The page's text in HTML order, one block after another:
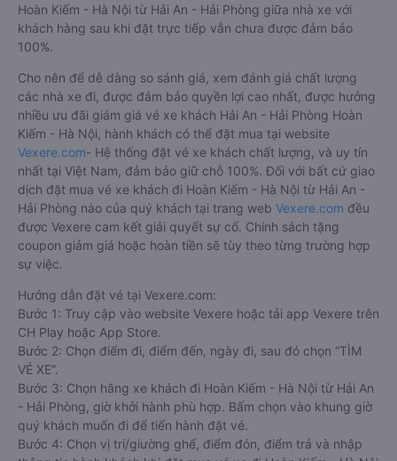
Hoàn Kiếm - Hà Nội từ Hải An - Hải Phòng giữa nhà xe với
khách hàng sau khi đặt trực tiếp vẫn chưa được đảm bảo
100%.
Cho nên để dễ dàng so sánh giá, xem đánh giá chất lượng
các nhà xe đi, được đảm bảo quyền lợi cao nhất, được hưởng
nhiều ưu đãi giảm giá vé xe khách Hải An - Hải Phòng Hoàn
Kiếm - Hà Nội, hành khách có thể đặt mua tại website
Vexere.com- Hệ thống đặt vé xe khách chất lượng, và uy tín
nhất tại Việt Nam, đảm bảo giữ chỗ 100%. Đối với bất cứ giao
dịch đặt mua vé xe khách đi Hoàn Kiếm - Hà Nội từ Hải An -
Hải Phòng nào của quý khách tại trang web Vexere.com đều
được Vexere cam kết giải quyết sự cố. Chính sách tặng
coupon giảm giá hoặc hoàn tiền sẽ tùy theo từng trường hợp
sự việc.
Hướng dẫn đặt vé tại Vexere.com:
Bước 1: Truy cập vào website Vexere hoặc tải app Vexere trên
CH Play hoặc App Store.
Bước 2: Chọn điểm đi, điểm đến, ngày đi, sau đó chọn “TÌM
VÉ XE”.
Bước 3: Chọn hãng xe khách đi Hoàn Kiếm - Hà Nội từ Hải An
- Hải Phòng, giờ khởi hành phù hợp. Bấm chọn vào khung giờ
quý khách muốn đi để tiến hành đặt vé.
Bước 4: Chọn vị trí/giường ghế, điểm đón, điểm trả và nhập